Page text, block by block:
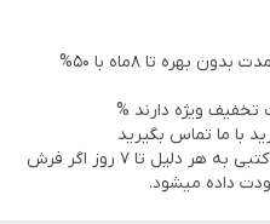
از ما قسطی بخری بردی! اقساط بلند مدت بدون بهره تا 8ماه با 50%
ویژه دارند %
با ما تماس بگیرید
تمامی فرش های گالری ما با ضمانت کتبی به هر دلیل تا 7 روز اگر فرش
داده میشود.